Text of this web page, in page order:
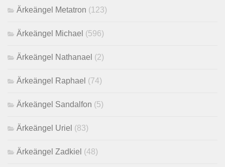
Ärkeängel Metatron (123)
Ärkeängel Michael (596)
Ärkeängel Nathanael (2)
Ärkeängel Raphael (74)
Ärkeängel Sandalfon (5)
Ärkeängel Uriel (83)
Ärkeängel Zadkiel (48)